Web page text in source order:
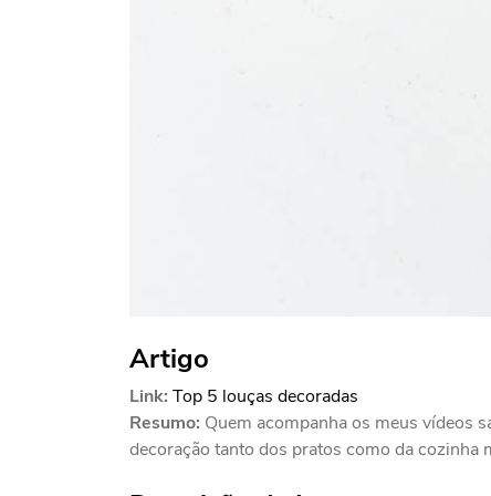
Artigo
Link: Top 5 louças decoradas
Resumo: Quem acompanha os meus vídeos
decoração tanto dos pratos como da cozinha